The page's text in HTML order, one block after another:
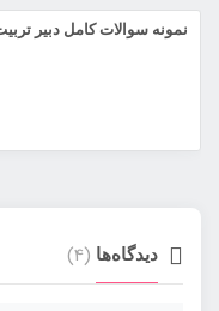
نمونه سوالات کامل دبیر
دیدگاه‌ها (4)